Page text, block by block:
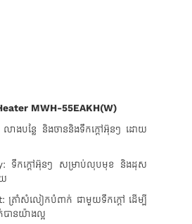
MWH-55EAKH(W)
ងបន្លែ និងចាននិងទឹកក្តៅអ៊ុនៗ ដោយ
ទឹកក្តៅអ៊ុនៗ សម្រាប់លុបមុខ និងដុស
ត្រាំសំលៀកបំពាក់ ជាមួយទឹកក្តៅ​ ដើម្បី
បា​នយ៉ាងល្អ